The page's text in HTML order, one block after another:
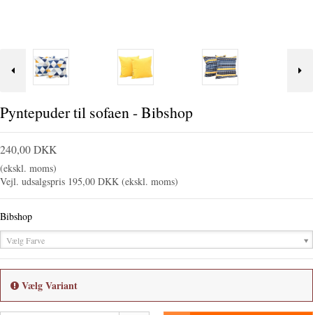
Pyntepuder til sofaen - Bibshop
240,00 DKK
(ekskl. moms)
Vejl. udsalgspris 195,00 DKK (ekskl. moms)
Bibshop
Vælg Farve
Vælg Variant